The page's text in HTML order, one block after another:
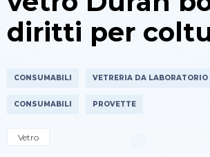
diritti per
CONSUMABILI VETRERIA DA LABORATORIO
CONSUMABILI PROVETTE
Vetro